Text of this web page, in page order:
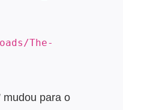
The-
mudou para o